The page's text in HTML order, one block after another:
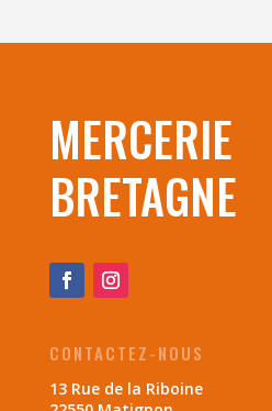
MERCERIE
BRETAGNE
CONTACTEZ-NOUS
13 Rue de la Riboine